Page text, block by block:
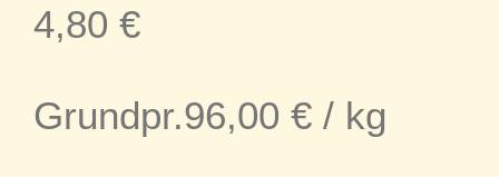
4,80 €
Grundpr.96,00 € / kg